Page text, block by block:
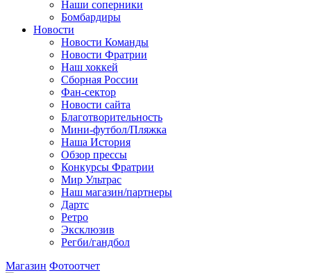
Наши соперники
Бомбардиры
Новости
Новости Команды
Новости Фратрии
Наш хоккей
Сборная России
Фан-cектор
Новости сайта
Благотворительность
Мини-футбол/Пляжка
Наша История
Обзор прессы
Конкурсы Фратрии
Мир Ультрас
Наш магазин/партнеры
Дартс
Ретро
Эксклюзив
Регби/гандбол
Магазин Фотоотчет